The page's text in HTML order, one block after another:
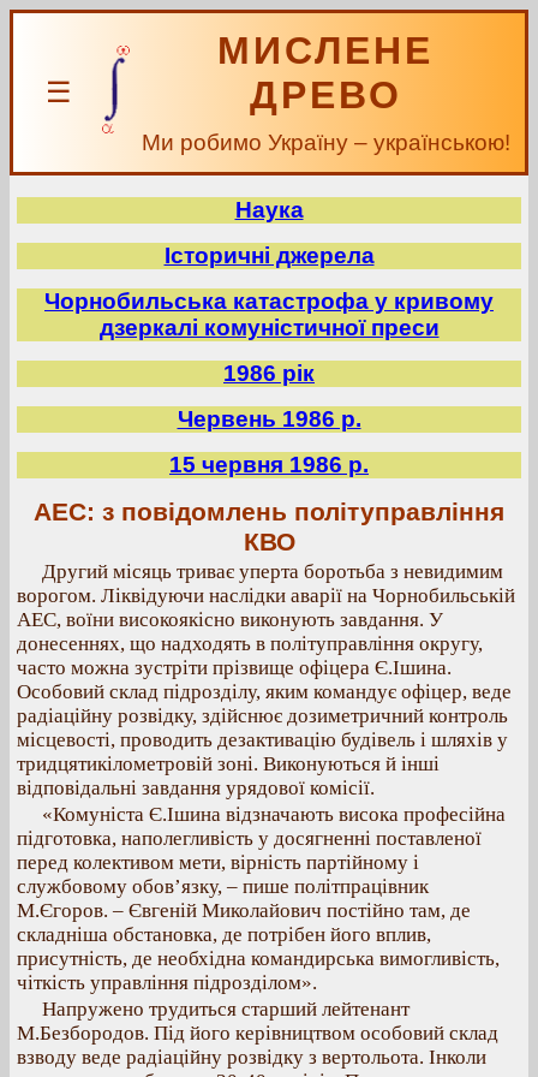
☰
МИСЛЕНЕ
ДРЕВО
Ми робимо Україну – українською!
Наука
Історичні джерела
Чорнобильська катастрофа у кривому
дзеркалі комуністичної преси
1986 рік
Червень 1986 р.
15 червня 1986 р.
АЕС: з повідомлень політуправління
КВО
Другий місяць триває уперта боротьба з невидимим
ворогом. Ліквідуючи наслідки аварії на Чорнобильській
АЕС, воїни високоякісно виконують завдання. У
донесеннях, що надходять в політуправління округу,
часто можна зустріти прізвище офіцера Є.Ішина.
Особовий склад підрозділу, яким командує офіцер, веде
радіаційну розвідку, здійснює дозиметричний контроль
місцевості, проводить дезактивацію будівель і шляхів у
тридцятикілометровій зоні. Виконуються й інші
відповідальні завдання урядової комісії.
«Комуніста Є.Ішина відзначають висока професійна
підготовка, наполегливість у досягненні поставленої
перед колективом мети, вірність партійному і
службовому обов’язку, – пише політпрацівник
М.Єгоров. – Євгеній Миколайович постійно там, де
складніша обстановка, де потрібен його вплив,
присутність, де необхідна командирська вимогливість,
чіткість управління підрозділом».
Напружено трудиться старший лейтенант
М.Безбородов. Під його керівництвом особовий склад
взводу веде радіаційну розвідку з вертольота. Інколи